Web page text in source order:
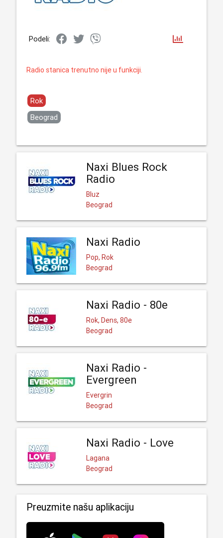
Podeli:
Radio stanica trenutno nije u funkciji.
Rok
Beograd
Naxi Blues Rock
Radio
Bluz
Beograd
Naxi Radio
Pop, Rok
Beograd
Naxi Radio - 80e
Rok, Dens, 80e
Beograd
Naxi Radio -
Evergreen
Evergrin
Beograd
Naxi Radio - Love
Lagana
Beograd
Preuzmite našu aplikaciju